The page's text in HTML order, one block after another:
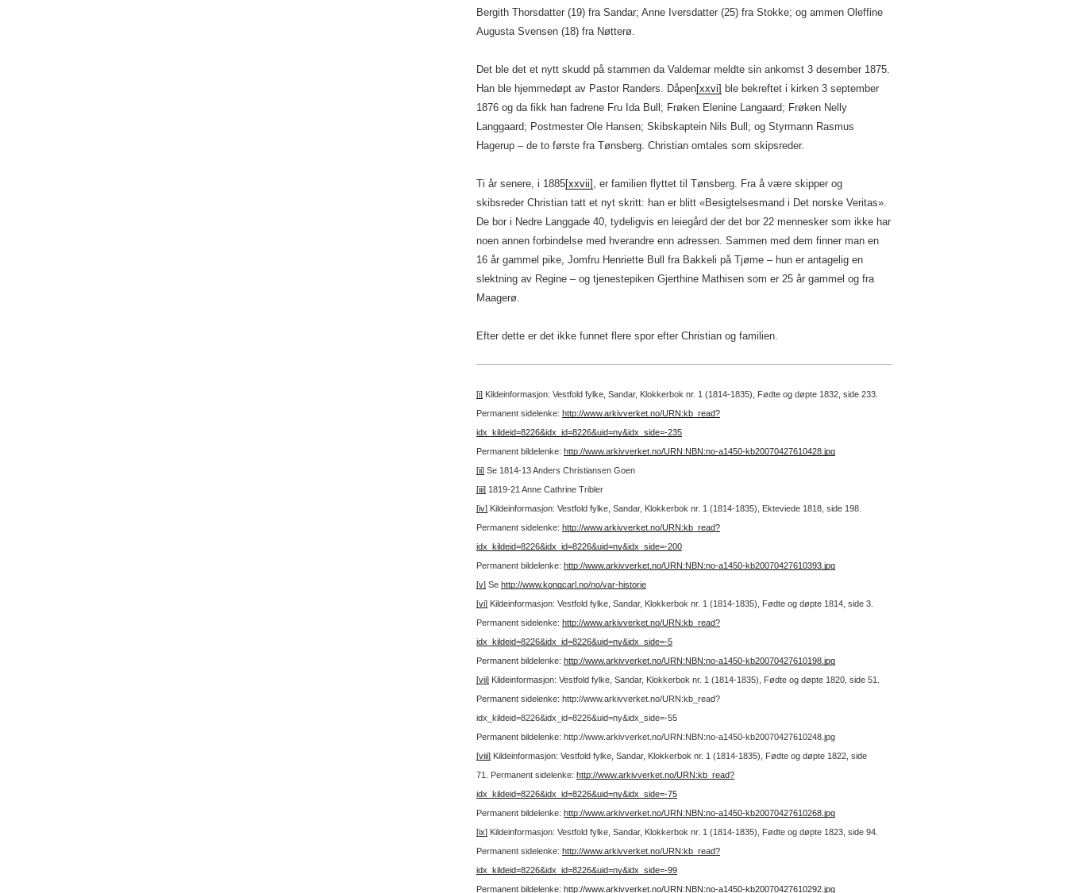
Bergith Thorsdatter (19) fra Sandar; Anne Iversdatter (25) fra Stokke; og ammen Oleffine
Augusta Svensen (18) fra Nøtterø.
Det ble det et nytt skudd på stammen da Valdemar meldte sin ankomst 3 desember 1875.
Han ble hjemmedøpt av Pastor Randers. Dåpen[xxvi] ble bekreftet i kirken 3 september
1876 og da fikk han fadrene Fru Ida Bull; Frøken Elenine Langaard; Frøken Nelly
Langgaard; Postmester Ole Hansen; Skibskaptein Nils Bull; og Styrmann Rasmus
Hagerup – de to første fra Tønsberg. Christian omtales som skipsreder.
Ti år senere, i 1885[xxvii] , er familien flyttet til Tønsberg. Fra å være skipper og
skibsreder Christian tatt et nyt skritt: han er blitt «Besigtelsesmand i Det norske Veritas».
De bor i Nedre Langgade 40, tydeligvis en leiegård der det bor 22 mennesker som ikke har
noen annen forbindelse med hverandre enn adressen. Sammen med dem finner man en
16 år gammel pike, Jomfru Henriette Bull fra Bakkeli på Tjøme – hun er antagelig en
slektning av Regine – og tjenestepiken Gjerthine Mathisen som er 25 år gammel og fra
Maagerø.
Efter dette er det ikke funnet flere spor efter Christian og familien.
[i]Kildeinformasjon: Vestfold fylke, Sandar, Klokkerbok nr. 1 (1814-1835), Fødte og døpte 1832, side 233.
Permanent sidelenke: http://www.arkivverket.no/URN:kb_read?
idx_kildeid=8226&idx_id=8226&uid=ny&idx_side=-235
Permanent bildelenke: http://www.arkivverket.no/URN:NBN:no-a1450-kb20070427610428.jpg
[ii]Se 1814-13 Anders Christiansen Goen
[iii]1819-21 Anne Cathrine Tribler
[iv]Kildeinformasjon: Vestfold fylke, Sandar, Klokkerbok nr. 1 (1814-1835), Ekteviede 1818, side 198.
Permanent sidelenke: http://www.arkivverket.no/URN:kb_read?
idx_kildeid=8226&idx_id=8226&uid=ny&idx_side=-200
Permanent bildelenke: http://www.arkivverket.no/URN:NBN:no-a1450-kb20070427610393.jpg
[v]Se http://www.kongcarl.no/no/var-historie
[vi]Kildeinformasjon: Vestfold fylke, Sandar, Klokkerbok nr. 1 (1814-1835), Fødte og døpte 1814, side 3.
Permanent sidelenke: http://www.arkivverket.no/URN:kb_read?
idx_kildeid=8226&idx_id=8226&uid=ny&idx_side=-5
Permanent bildelenke: http://www.arkivverket.no/URN:NBN:no-a1450-kb20070427610198.jpg
[vii]Kildeinformasjon: Vestfold fylke, Sandar, Klokkerbok nr. 1 (1814-1835), Fødte og døpte 1820, side 51.
Permanent sidelenke: http://www.arkivverket.no/URN:kb_read?
idx_kildeid=8226&idx_id=8226&uid=ny&idx_side=-55
Permanent bildelenke: http://www.arkivverket.no/URN:NBN:no-a1450-kb20070427610248.jpg
[viii]Kildeinformasjon: Vestfold fylke, Sandar, Klokkerbok nr. 1 (1814-1835), Fødte og døpte 1822, side
71.
Permanent sidelenke: http://www.arkivverket.no/URN:kb_read?
idx_kildeid=8226&idx_id=8226&uid=ny&idx_side=-75
Permanent bildelenke: http://www.arkivverket.no/URN:NBN:no-a1450-kb20070427610268.jpg
[ix]Kildeinformasjon: Vestfold fylke, Sandar, Klokkerbok nr. 1 (1814-1835), Fødte og døpte 1823, side 94.
Permanent sidelenke: http://www.arkivverket.no/URN:kb_read?
idx_kildeid=8226&idx_id=8226&uid=ny&idx_side=-99
Permanent bildelenke: http://www.arkivverket.no/URN:NBN:no-a1450-kb20070427610292.jpg